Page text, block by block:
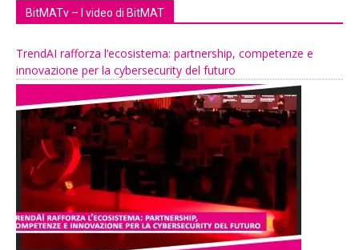
BitMATv – I video di BitMAT
TrendAI rafforza l’ecosistema: partnership, competenze e
innovazione per la cybersecurity del futuro